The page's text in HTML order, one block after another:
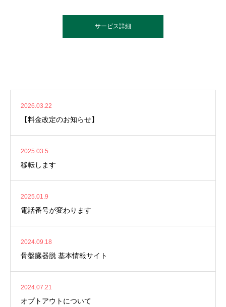
サービス詳細
2026.03.22
【料金改定のお知らせ】
2025.03.5
移転します
2025.01.9
電話番号が変わります
2024.09.18
骨盤臓器脱 基本情報サイト
2024.07.21
オプトアウトについて